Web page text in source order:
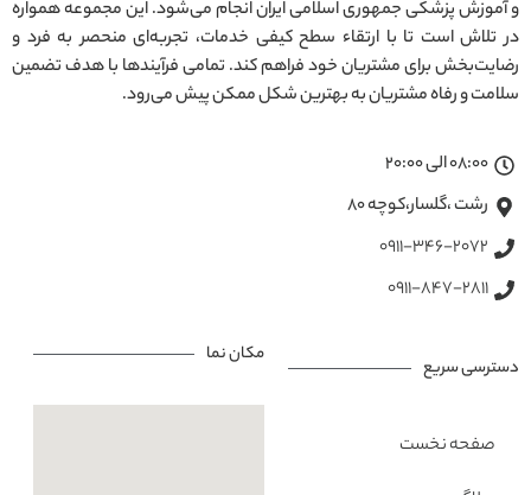
و آموزش پزشکی جمهوری اسلامی ایران انجام می‌شود. این مجموعه همواره
در تلاش است تا با ارتقاء سطح کیفی خدمات، تجربه‌ای منحصر به فرد و
رضایت‌بخش برای مشتریان خود فراهم کند. تمامی فرآیندها با هدف تضمین
سلامت و رفاه مشتریان به بهترین شکل ممکن پیش می‌رود.
08:00 الی 20:00
رشت ،گلسار،کوچه ۸۰
0911-346-2072
0911-847-2811
دسترسی سریع
صفحه نخست
مکان نما